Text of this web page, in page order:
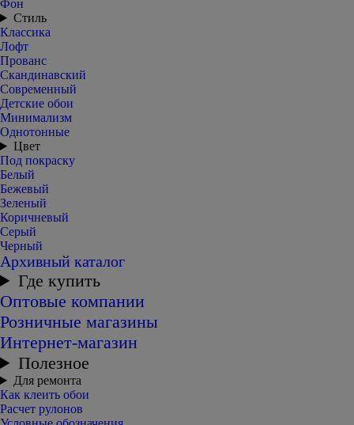
Фон
Стиль
Классика
Лофт
Прованс
Скандинавский
Современный
Детские обои
Минимализм
Однотонные
Цвет
Под покраску
Белый
Бежевый
Зеленый
Коричневый
Серый
Черный
Архивный каталог
Где купить
Оптовые компании
Розничные магазины
Интернет-магазин
Полезное
Для ремонта
Как клеить обои
Расчет рулонов